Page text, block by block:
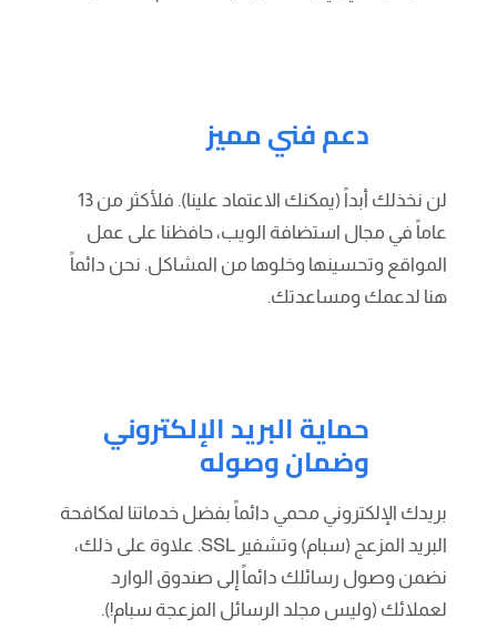
دعم فني مميز
لن نخذلك أبداً (يمكنك الاعتماد علينا). فلأكثر من 13
عاماً في مجال استضافة الويب، حافظنا على عمل
المواقع وتحسينها وخلوها من المشاكل. نحن دائماً
هنا لدعمك ومساعدتك.
حماية البريد الإلكتروني
وضمان وصوله
بريدك الإلكتروني محمي دائماً بفضل خدماتنا لمكافحة
البريد المزعج (سبام) وتشفير SSL. علاوة على ذلك،
نضمن وصول رسائلك دائماً إلى صندوق الوارد
لعملائك (وليس مجلد الرسائل المزعجة سبام!).